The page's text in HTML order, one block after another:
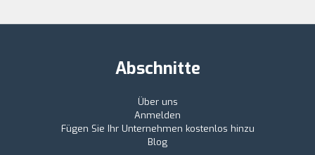
Abschnitte
Über uns
Anmelden
Fügen Sie Ihr Unternehmen kostenlos hinzu
Blog